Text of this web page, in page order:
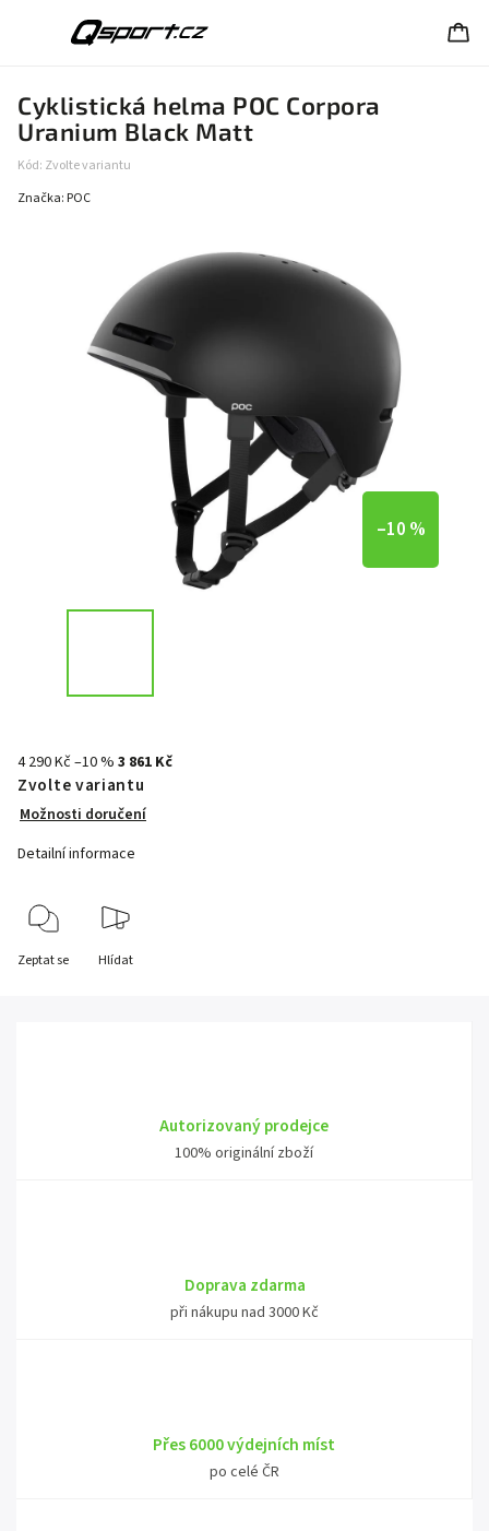
Cyklistická helma POC Corpora
Uranium Black Matt
Kód: Zvolte variantu
Značka: POC
–10 %
4 290 Kč–10 % 3 861 Kč
Zvolte variantu
Možnosti doručení
Detailní informace
Zeptat se Hlídat
Autorizovaný prodejce
100% originální zboží
Doprava zdarma
při nákupu nad 3000 Kč
Přes 6000 výdejních míst
po celé ČR